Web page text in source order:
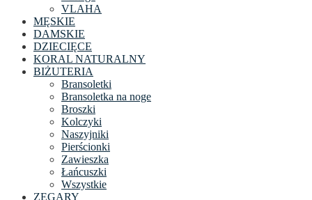
VLAHA
MĘSKIE
DAMSKIE
DZIECIĘCE
KORAL NATURALNY
BIŻUTERIA
Bransoletki
Bransoletka na noge
Broszki
Kolczyki
Naszyjniki
Pierścionki
Zawieszka
Łańcuszki
Wszystkie
ZEGARY